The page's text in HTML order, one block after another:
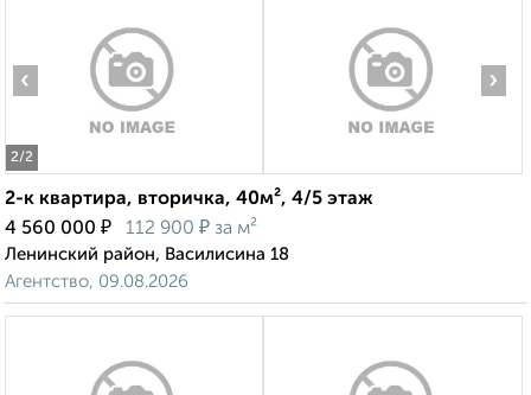
2/2
‹ ›
2-к квартира, вторичка, 40м², 4/5 этаж
4 560 000 ₽ 112 900 ₽ за м²
Ленинский район, Василисина 18
Агентство, 09.08.2026